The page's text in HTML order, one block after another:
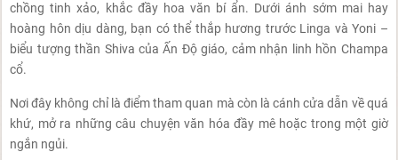
chồng tinh xảo, khắc đầy hoa văn bí ẩn. Dưới ánh sớm mai hay
hoàng hôn dịu dàng, bạn có thể thắp hương trước Linga và Yoni –
biểu tượng thần Shiva của Ấn Độ giáo, cảm nhận linh hồn Champa
cổ.
Nơi đây không chỉ là điểm tham quan mà còn là cánh cửa dẫn về quá
khứ, mở ra những câu chuyện văn hóa đầy mê hoặc trong một giờ
ngắn ngủi.